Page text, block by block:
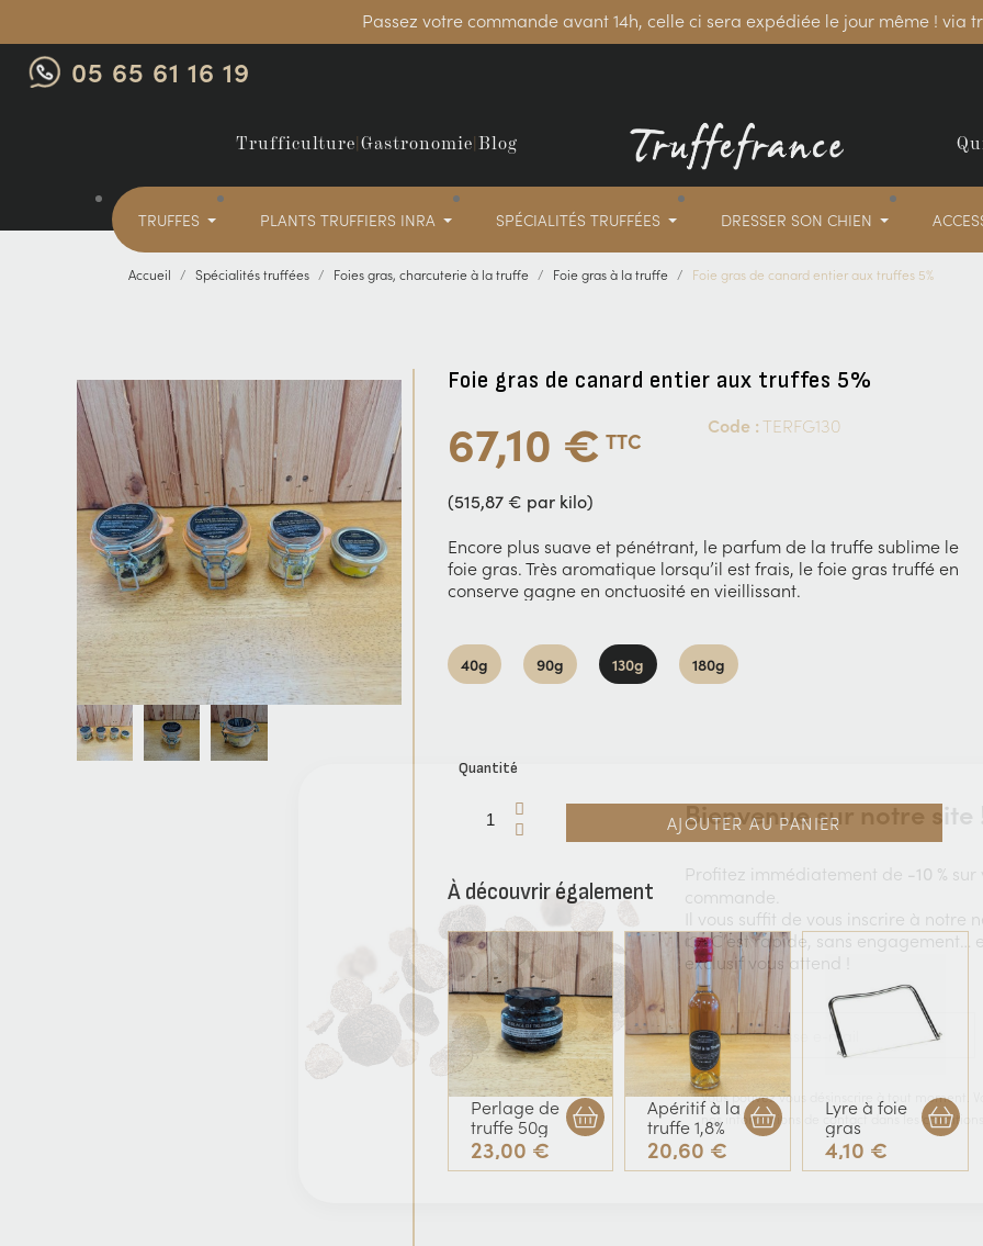
Passez votre commande avant 14h, celle ci sera expédiée le jour même ! via
05 65 61 16 19
Trufficulture|Gastronomie|Blog
TRUFFES PLANTS TRUFFIERS INRA SPÉCIALITÉS TRUFFÉES DRESSER SON CHIEN
Accueil Spécialités truffées Foies gras, charcuterie à la truffe Foie gras à la truffe Foie gras de canard entier aux truffes 5%
Foie gras de canard entier aux truffes 5%
67,10 € TTC
(515,87 € par kilo)
Code :TERFG130
Encore plus suave et pénétrant, le parfum de la truffe sublime le
foie gras. Très aromatique lorsqu’il est frais, le foie gras truffé en
conserve gagne en onctuosité en vieillissant.
40g 90g 130g 180g
Quantité
AJOUTER AU PANIER
À découvrir également
Perlage de
truffe 50g
23,00 €
Apéritif à la
truffe 1,8%
20,60 €
Lyre à foie
gras
4,10 €
Bienvenue sur notre site
Profitez immédiatement de -10 % sur
commande.
Il vous suffit de vous inscrire à notre
👉 C’est rapide, sans engagement…
exclusif vous attend !
Vous pouvez vous désinscrire à tout moment.
nos informations de contact dans les